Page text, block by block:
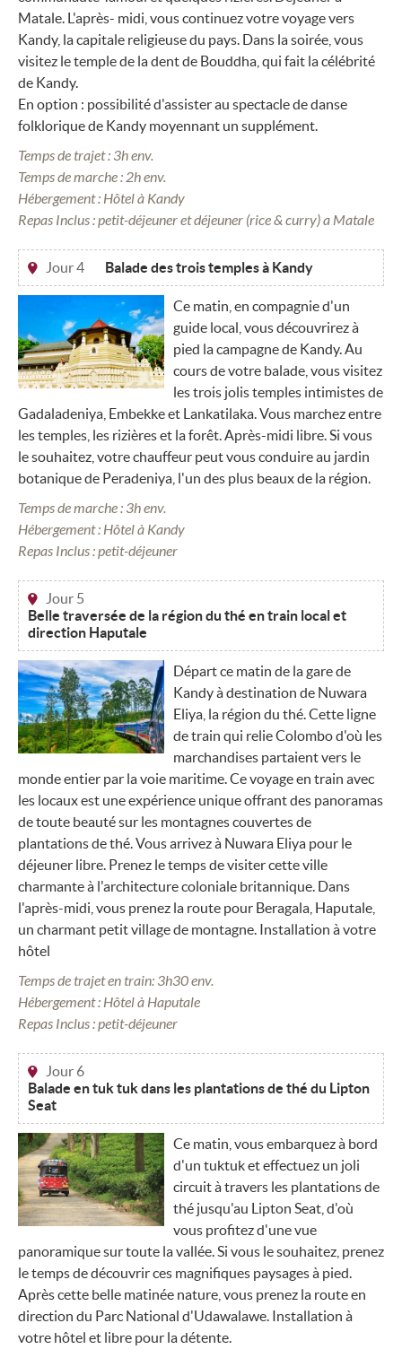
Matale. L'après- midi, vous continuez votre voyage vers
Kandy, la capitale religieuse du pays. Dans la soirée, vous
visitez le temple de la dent de Bouddha, qui fait la célébrité
de Kandy.
En option : possibilité d'assister au spectacle de danse
folklorique de Kandy moyennant un supplément.
Temps de trajet : 3h env.
Temps de marche : 2h env.
Hébergement : Hôtel à Kandy
Repas Inclus : petit-déjeuner et déjeuner (rice & curry) a Matale
Jour 4 Balade des trois temples à Kandy
Ce matin, en compagnie d'un
guide local, vous découvrirez à
pied la campagne de Kandy. Au
cours de votre balade, vous visitez
les trois jolis temples intimistes de
Gadaladeniya, Embekke et Lankatilaka. Vous marchez entre
les temples, les rizières et la forêt. Après-midi libre. Si vous
le souhaitez, votre chauffeur peut vous conduire au jardin
botanique de Peradeniya, l'un des plus beaux de la région.
Temps de marche : 3h env.
Hébergement : Hôtel à Kandy
Repas Inclus : petit-déjeuner
Jour 5
Belle traversée de la région du thé en train local et
direction Haputale
Départ ce matin de la gare de
Kandy à destination de Nuwara
Eliya, la région du thé. Cette ligne
de train qui relie Colombo d'où les
marchandises partaient vers le
monde entier par la voie maritime. Ce voyage en train avec
les locaux est une expérience unique offrant des panoramas
de toute beauté sur les montagnes couvertes de
plantations de thé. Vous arrivez à Nuwara Eliya pour le
déjeuner libre. Prenez le temps de visiter cette ville
charmante à l'architecture coloniale britannique. Dans
l'après-midi, vous prenez la route pour Beragala, Haputale,
un charmant petit village de montagne. Installation à votre
hôtel
Temps de trajet en train: 3h30 env.
Hébergement : Hôtel à Haputale
Repas Inclus : petit-déjeuner
Jour 6
Balade en tuk tuk dans les plantations de thé du Lipton
Seat
Ce matin, vous embarquez à bord
d'un tuktuk et effectuez un joli
circuit à travers les plantations de
thé jusqu'au Lipton Seat, d'où
vous profitez d'une vue
panoramique sur toute la vallée. Si vous le souhaitez, prenez
le temps de découvrir ces magnifiques paysages à pied.
Après cette belle matinée nature, vous prenez la route en
direction du Parc National d'Udawalawe. Installation à
votre hôtel et libre pour la détente.